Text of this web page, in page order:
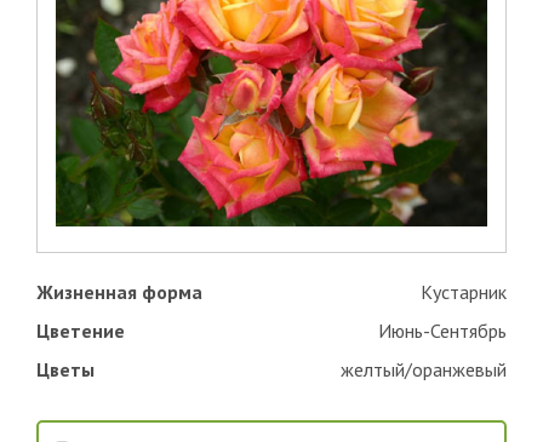
Жизненная форма
Кустарник
Цветение
Июнь-Сентябрь
Цветы
желтый/оранжевый